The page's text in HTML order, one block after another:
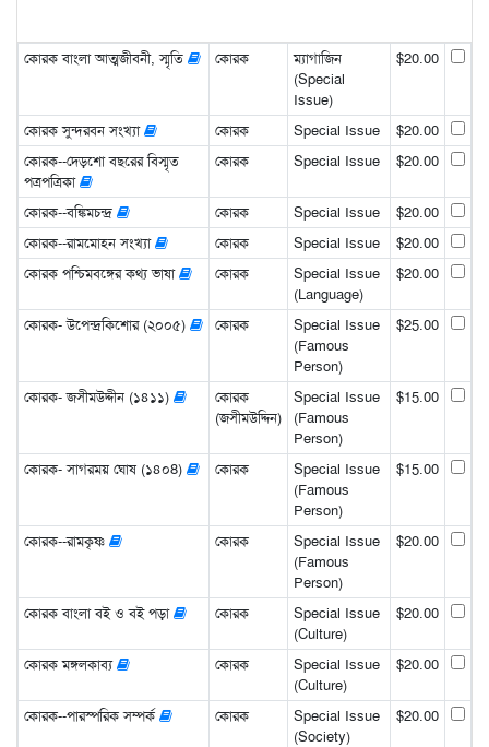
কোরক বাংলা আত্মজীবনী, স্মৃতি কোরক
ম্যাগাজিন
(Special
Issue)
$20.00
কোরক সুন্দরবন সংখ্যা কোরক Special Issue
$20.00
কোরক--দেড়শো বছরের বিস্মৃত
পত্রপত্রিকা
কোরক Special Issue $20.00
কোরক--বঙ্কিমচন্দ্র কোরক Special Issue
$20.00
কোরক--রামমোহন সংখ্যা
কোরক Special Issue
$20.00
কোরক পশ্চিমবঙ্গের কথ্য ভাষা
কোরক
Special Issue
(Language)
$20.00
কোরক- উপেন্দ্রকিশোর (২০০৫) কোরক
Special Issue
(Famous
Person)
$25.00
কোরক- জসীমউদ্দীন (১৪১১)
কোরক
(জসীমউদ্দিন)
Special Issue
(Famous
Person)
$15.00
কোরক- সাগরময় ঘোষ (১৪০8) কোরক
Special Issue
(Famous
Person)
$15.00
কোরক--রামকৃষ্ণ কোরক
Special Issue
(Famous
Person)
$20.00
কোরক বাংলা বই ও বই পড়া কোরক
Special Issue
(Culture)
$20.00
কোরক মঙ্গলকাব্য কোরক
Special Issue
(Culture)
$20.00
কোরক--পারস্পরিক সম্পর্ক কোরক
Special Issue
(Society)
$20.00